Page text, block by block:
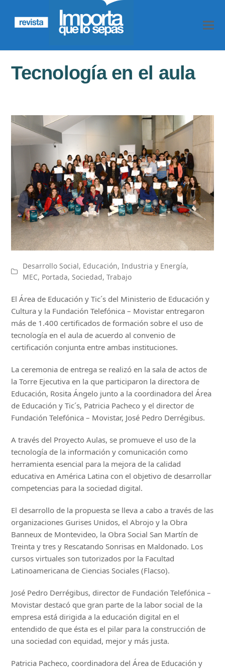
Tecnología en el aula
Desarrollo Social, Educación,Industria y Energía,
MEC, Portada,Sociedad,Trabajo
El Área de Educación y Tic´s del Ministerio de Educación y
Cultura y la Fundación Telefónica – Movistar entregaron
más de 1.400 certificados de formación sobre el uso de
tecnología en el aula de acuerdo al convenio de
certificación conjunta entre ambas instituciones.
La ceremonia de entrega se realizó en la sala de actos de
la Torre Ejecutiva en la que participaron la directora de
Educación, Rosita Ángelo junto a la coordinadora del Área
de Educación y Tic´s, Patricia Pacheco y el director de
Fundación Telefónica – Movistar, José Pedro Derrégibus.
A través del Proyecto Aulas, se promueve el uso de la
tecnología de la información y comunicación como
herramienta esencial para la mejora de la calidad
educativa en América Latina con el objetivo de desarrollar
competencias para la sociedad digital.
El desarrollo de la propuesta se lleva a cabo a través de las
organizaciones Gurises Unidos, el Abrojo y la Obra
Banneux de Montevideo, la Obra Social San Martín de
Treinta y tres y Rescatando Sonrisas en Maldonado. Los
cursos virtuales son tutorizados por la Facultad
Latinoamericana de Ciencias Sociales (Flacso).
José Pedro Derrégibus, director de Fundación Telefónica –
Movistar destacó que gran parte de la labor social de la
empresa está dirigida a la educación digital en el
entendido de que ésta es el pilar para la construcción de
una sociedad con equidad, mejor y más justa.
Patricia Pacheco, coordinadora del Área de Educación y